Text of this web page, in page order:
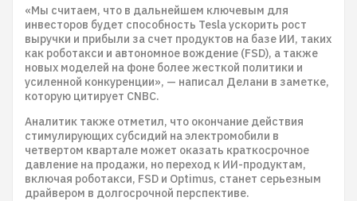
«Мы считаем, что в дальнейшем ключевым для
инвесторов будет способность Tesla ускорить рост
выручки и прибыли за счет продуктов на базе ИИ, таких
как роботакси и автономное вождение (FSD), а также
новых моделей на фоне более жесткой политики и
усиленной конкуренции», — написал Делани в заметке,
которую цитирует CNBC.
Аналитик также отметил, что окончание действия
стимулирующих субсидий на электромобили в
четвертом квартале может оказать краткосрочное
давление на продажи, но переход к ИИ-продуктам,
включая роботакси, FSD и Optimus, станет серьезным
драйвером в долгосрочной перспективе.